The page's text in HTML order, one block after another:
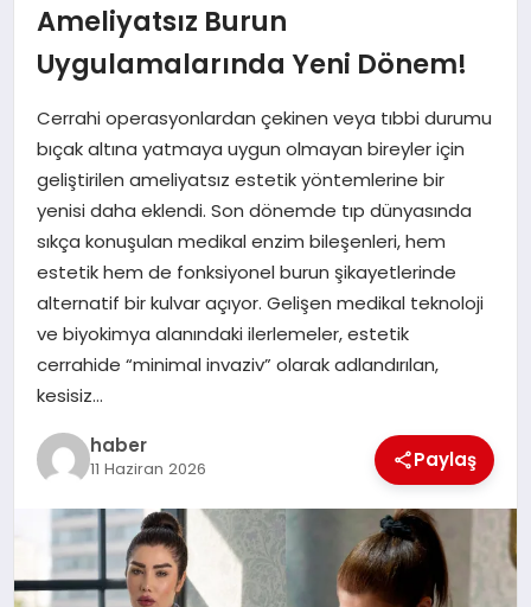
MAGAZIN
SPOR
TEKNOLOJI
Ameliyatsız Burun
Uygulamalarında Yeni Dönem!
Cerrahi operasyonlardan çekinen veya tıbbi durumu
bıçak altına yatmaya uygun olmayan bireyler için
geliştirilen ameliyatsız estetik yöntemlerine bir
yenisi daha eklendi. Son dönemde tıp dünyasında
sıkça konuşulan medikal enzim bileşenleri, hem
estetik hem de fonksiyonel burun şikayetlerinde
alternatif bir kulvar açıyor. Gelişen medikal teknoloji
ve biyokimya alanındaki ilerlemeler, estetik
cerrahide “minimal invaziv” olarak adlandırılan,
kesisiz…
haber
11 Haziran 2026 Paylaş